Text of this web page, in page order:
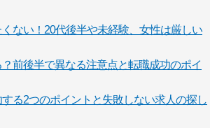
ない！20代後半や未経験、女性は厳しい
前後半で異なる注意点と転職成功のポイ
る2つのポイントと失敗しない求人の探し